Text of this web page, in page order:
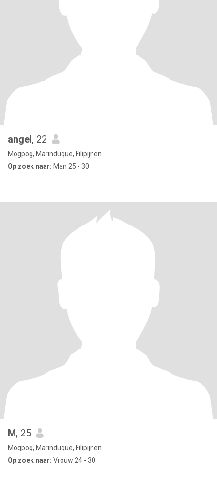
angel, 22
Mogpog, Marinduque, Filipijnen
Op zoek naar: Man 25 - 30
M, 25
Mogpog, Marinduque, Filipijnen
Op zoek naar: Vrouw 24 - 30